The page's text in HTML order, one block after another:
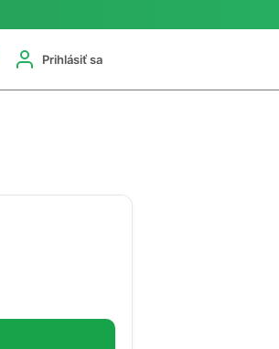
Prihlásiť sa